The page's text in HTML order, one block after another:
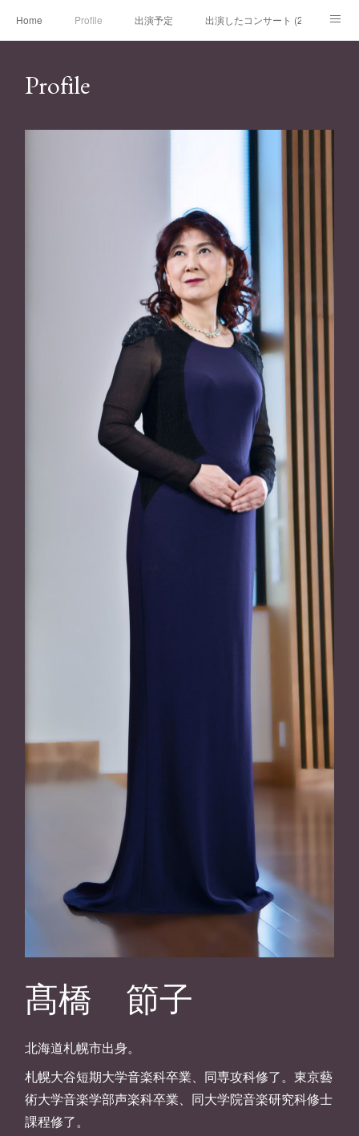
Home Profile 出演予定 出演したコンサート (2020年～)
リンク お問い合わせ
Profile
髙橋 節子
北海道札幌市出身。
札幌大谷短期大学音楽科卒業、同専攻科修了。東京藝
術大学音楽学部声楽科卒業、同大学院音楽研究科修士
課程修了。